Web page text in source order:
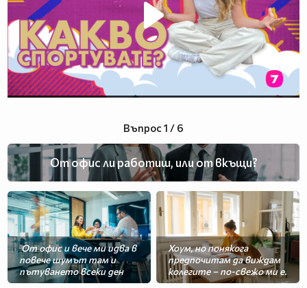
Въпрос 1 / 6
От офис ли работиш, или от вкъщи?
От офис и вече ми идва в
повече шумът там и
пътуването всеки ден
Хоум, но понякога
предпочитам да виждам
колегите – по-свежо ми е.